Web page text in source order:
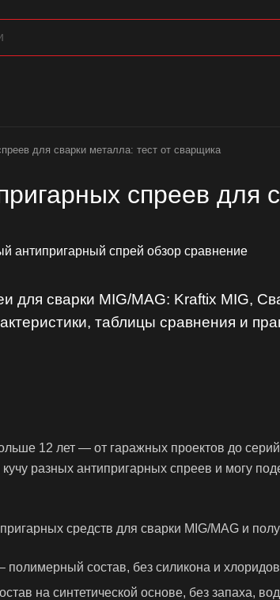
для сварки металла: тест от сварщика
спреев для
для сварки MIG/MAG: Kraftix MIG,
таблицы сравнения и
12 лет — от гаражных проектов до
разных антипригарных спреев и могу
средств для сварки MIG/MAG и
полимерный состав, без силикона и хлоридов
на синтетической основе, без запаха,